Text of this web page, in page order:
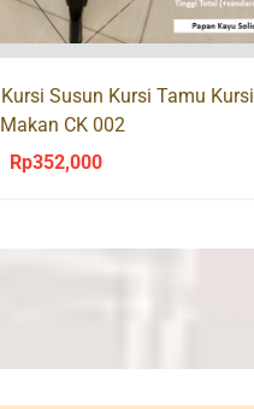
Susun Kursi Tamu Kursi
CK 002
Original
Rp352,000Current